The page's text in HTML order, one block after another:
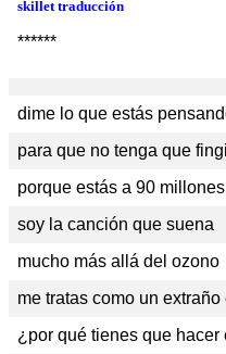
skillet traducción
******
dime lo que estás
para que no tenga que
porque estás a 90
soy la canción que suena
mucho más allá del ozono
me tratas como un
¿por qué tienes que hacer